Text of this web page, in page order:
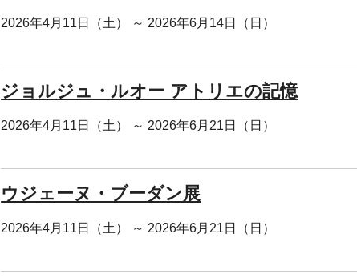
2026年4月11日（土） ～ 2026年6月14日（日）
ジョルジュ・ルオー アトリエの記憶
2026年4月11日（土） ～ 2026年6月21日（日）
ウジェーヌ・ブーダン展
2026年4月11日（土） ～ 2026年6月21日（日）